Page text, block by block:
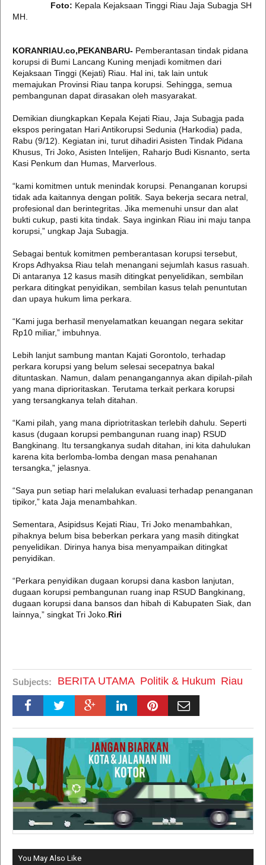
Foto: Kepala Kejaksaan Tinggi Riau Jaja Subagja SH
MH.
KORANRIAU.co,PEKANBARU- Pemberantasan tindak pidana
korupsi di Bumi Lancang Kuning menjadi komitmen dari
Kejaksaan Tinggi (Kejati) Riau. Hal ini, tak lain untuk
memajukan Provinsi Riau tanpa korupsi. Sehingga, semua
pembangunan dapat dirasakan oleh masyarakat.
Demikian diungkapkan Kepala Kejati Riau, Jaja Subagja pada
ekspos peringatan Hari Antikorupsi Sedunia (Harkodia) pada,
Rabu (9/12). Kegiatan ini, turut dihadiri Asisten Tindak Pidana
Khusus, Tri Joko, Asisten Intelijen, Raharjo Budi Kisnanto, serta
Kasi Penkum dan Humas, Marverlous.
“kami komitmen untuk menindak korupsi. Penanganan korupsi
tidak ada kaitannya dengan politik. Saya bekerja secara netral,
profesional dan berintegritas. Jika memenuhi unsur dan alat
bukti cukup, pasti kita tindak. Saya inginkan Riau ini maju tanpa
korupsi,” ungkap Jaja Subagja.
Sebagai bentuk komitmen pemberantasan korupsi tersebut,
Krops Adhyaksa Riau telah menangani sejumlah kasus rasuah.
Di antaranya 12 kasus masih ditingkat penyelidikan, sembilan
perkara ditingkat penyidikan, sembilan kasus telah penuntutan
dan upaya hukum lima perkara.
“Kami juga berhasil menyelamatkan keuangan negara sekitar
Rp10 miliar,” imbuhnya.
Lebih lanjut sambung mantan Kajati Gorontolo, terhadap
perkara korupsi yang belum selesai secepatnya bakal
dituntaskan. Namun, dalam penangangannya akan dipilah-pilah
yang mana diprioritaskan. Terutama terkait perkara korupsi
yang tersangkanya telah ditahan.
“Kami pilah, yang mana dipriotritaskan terlebih dahulu. Seperti
kasus (dugaan korupsi pembangunan ruang inap) RSUD
Bangkinang. Itu tersangkanya sudah ditahan, ini kita dahulukan
karena kita berlomba-lomba dengan masa penahanan
tersangka,” jelasnya.
“Saya pun setiap hari melalukan evaluasi terhadap penanganan
tipikor,” kata Jaja menambahkan.
Sementara, Asipidsus Kejati Riau, Tri Joko menambahkan,
pihaknya belum bisa beberkan perkara yang masih ditingkat
penyelidikan. Dirinya hanya bisa menyampaikan ditingkat
penyidikan.
“Perkara penyidikan dugaan korupsi dana kasbon lanjutan,
dugaan korupsi pembangunan ruang inap RSUD Bangkinang,
dugaan korupsi dana bansos dan hibah di Kabupaten Siak, dan
lainnya,” singkat Tri Joko. Riri
Subjects: BERITA UTAMA Politik & Hukum Riau
You May Also Like